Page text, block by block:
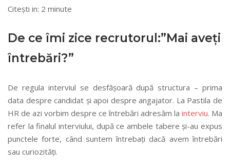
Citești in: 2 minute
De ce îmi zice recrutorul:”Mai aveți
întrebări?”
De regula interviul se desfășoară după structura – prima
data despre candidat și apoi despre angajator. La Pastila de
HR de azi vorbim despre ce întrebări adresăm la interviu. Ma
refer la finalul interviului, după ce ambele tabere și-au expus
punctele forte, când suntem întrebați dacă avem întrebări
sau curiozități.